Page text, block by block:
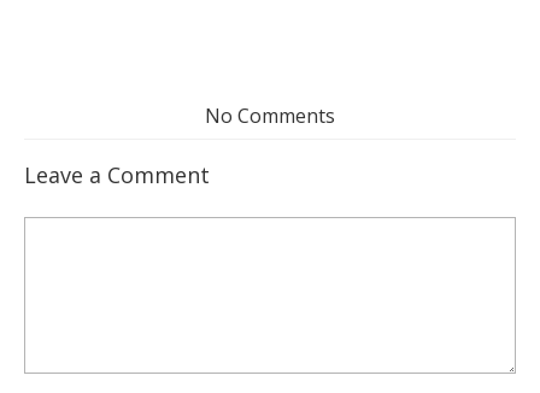
No Comments
Leave a Comment